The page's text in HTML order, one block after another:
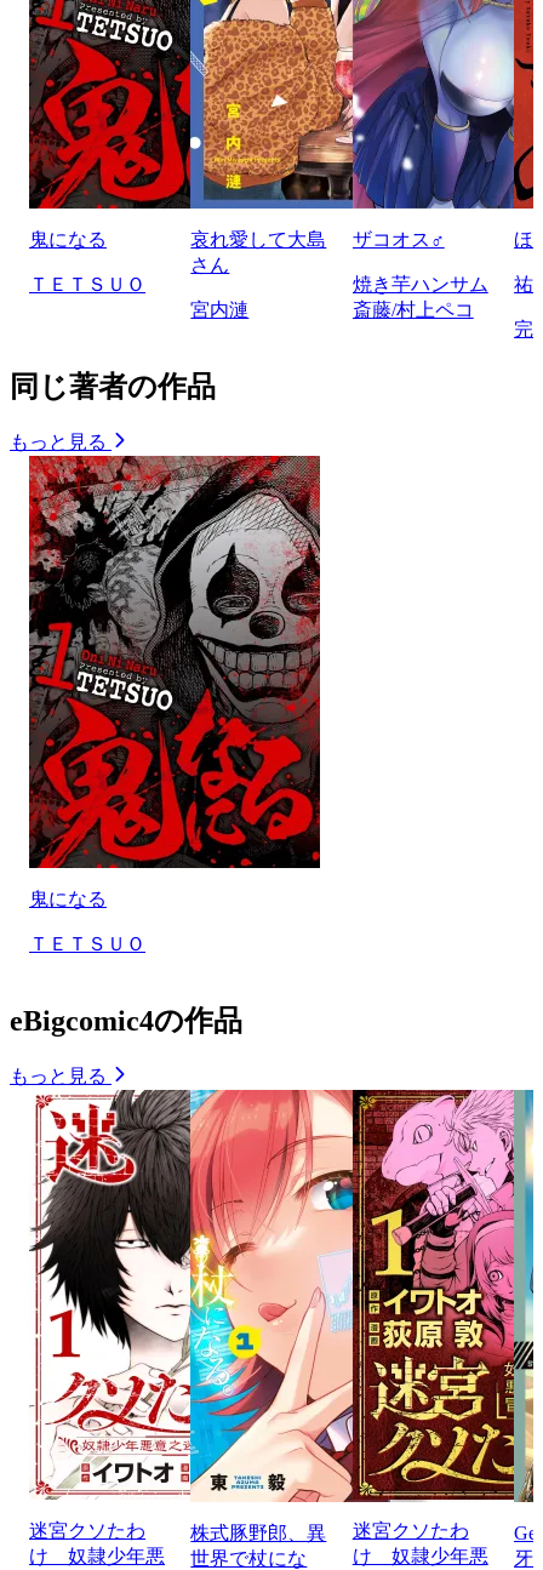
鬼になる
ＴＥＴＳＵＯ
哀れ愛して大島
さん
宮内漣
ザコオス♂
焼き芋ハンサム
斎藤/村上ペコ
ほ
祐
完
同じ著者の作品
もっと見る
鬼になる
ＴＥＴＳＵＯ
eBigcomic4の作品
もっと見る
迷宮クソたわ
け 奴隷少年悪
株式豚野郎、異
世界で杖にな
迷宮クソたわ
け 奴隷少年悪
牙